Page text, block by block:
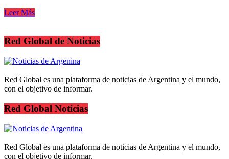
Leer Más
Red Global de Noticias
Red Global es una plataforma de noticias de Argentina y el mundo,
con el objetivo de informar.
Red Global Noticias
Red Global es una plataforma de noticias de Argentina y el mundo,
con el objetivo de informar.